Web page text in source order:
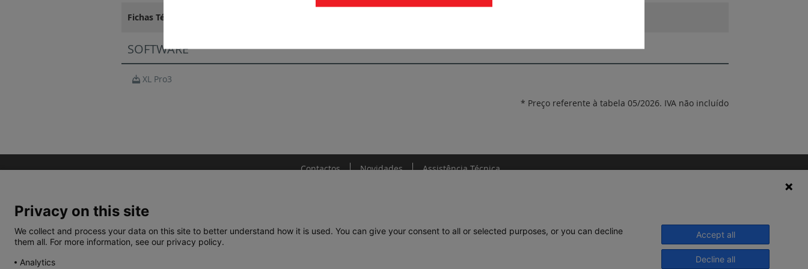
Fichas Técnicas
SOFTWARE
XL Pro3
* Preço referente à tabela 05/2026. IVA não incluído
Contactos Novidades Assistência Técnica
TERMOS E CONDIÇÕES POLÍTICA DE PRIVACIDADE
© 2020 Legrand. Todos os direitos
Privacy on this site
We collect and process your data on this site to better understand how it is used. You can give your consent to all or selected purposes, or you can decline
them all. For more information, see our privacy policy.
Analytics
Accept all
Decline all